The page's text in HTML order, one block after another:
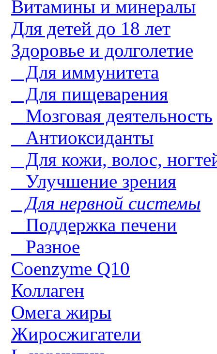
Витамины и минералы
Для детей до 18 лет
Здоровье и долголетие
Для иммунитета
Для пищеварения
Мозговая деятельность
Антиоксиданты
Для кожи, волос,
Улучшение зрения
Для нервной системы
Поддержка печени
Разное
Coenzyme Q10
Коллаген
Омега жиры
Жиросжигатели